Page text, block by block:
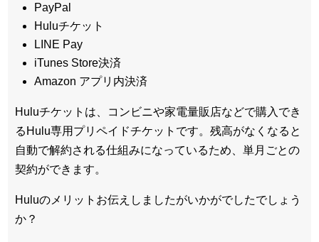
PayPal
Huluチケット
LINE Pay
iTunes Store決済
Amazon アプリ内決済
Huluチケットは、コンビニや家電量販店などで購入でき
るHulu専用プリペイドチケットです。残高がなくなると
自動で解約される仕組みになっているため、単月ごとの
契約ができます。
Huluのメリットお伝えしましたがいかがでしたでしょう
か？